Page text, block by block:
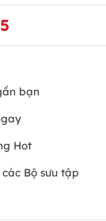
bạn
Hot
Bộ sưu tập